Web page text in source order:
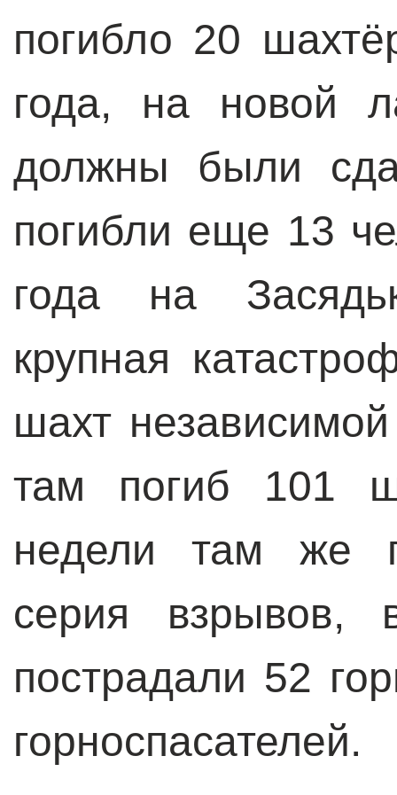
погибло 20
года, на новой
должны были
погибли еще 13
года на
крупная
шахт
там погиб 101
недели там же
серия взрывов,
пострадали 52
горноспасателей.